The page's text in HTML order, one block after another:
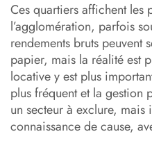
Ces quartiers affichent les
l’agglomération, parfois
rendements bruts peuvent
papier, mais la réalité est
locative y est plus
plus fréquent et la gestion
un secteur à exclure, mais
connaissance de cause,